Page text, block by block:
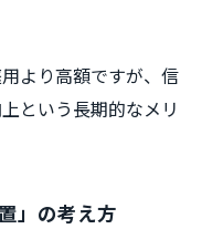
より高額ですが、信
という長期的なメリ
」の考え方